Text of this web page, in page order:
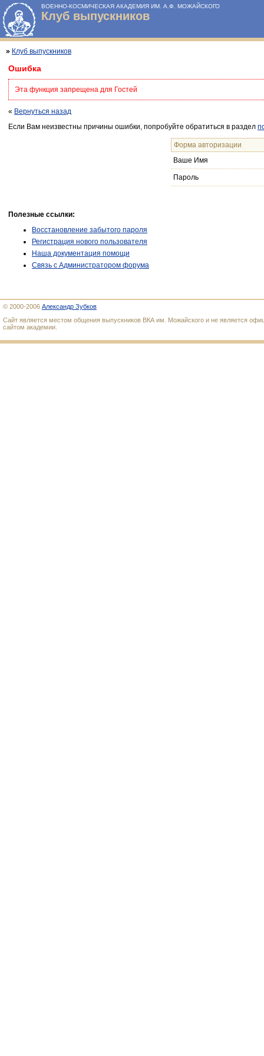
ВОЕННО-КОСМИЧЕСКАЯ АКАДЕМИЯ ИМ. А.Ф. МОЖАЙСКОГО
Клуб выпускников
» Клуб выпускников
Ошибка
Эта функция запрещена для Гостей
« Вернуться назад
Если Вам неизвестны причины ошибки, попробуйте обратиться в раздел
Форма авторизации
Ваше Имя
Пароль
Полезные ссылки:
Восстановление забытого пароля
Регистрация нового пользователя
Наша документация помощи
Связь с Администратором форума
© 2000-2006 Александр Зубков
Сайт является местом общения выпускников ВКА им. Можайского и не является
сайтом академии.